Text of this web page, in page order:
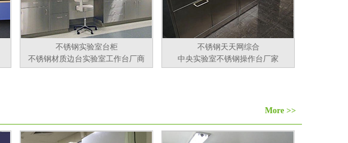
不锈钢实验室台柜
不锈钢材质边台实验室工作台厂商
不锈钢天天网综合
中央实验室不锈钢操作台厂家
More >>